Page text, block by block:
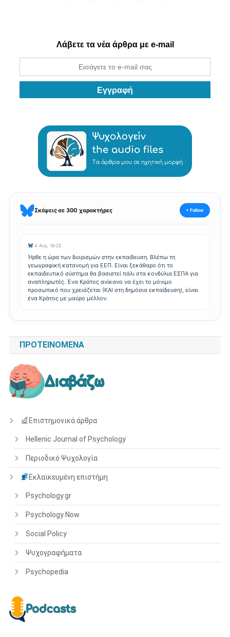
Λάβετε τα νέα άρθρα με e-mail
Σκέψεις σε 300 χαρακτήρες + Follow
4 Αυγ, 16:22
Ήρθε η ώρα των διορισμών στην εκπαίδευση. Βλέπω τη
γεωγραφική κατανομή για ΕΕΠ. Είναι ξεκάθαρο ότι το
εκπαιδευτικό σύστημα θα βασιστεί πάλι στα κονδύλια ΕΣΠΑ για
αναπληρωτές. Ένα Κράτος ανίκανο να έχει το μόνιμο
προσωπικό που χρειάζεται (ΚΑΙ στη δημόσια εκπαίδευση), είναι
ένα Κράτος με μαύρο μέλλον.
ΠΡΟΤΕΙΝΌΜΕΝΑ
Επιστημονικά άρθρα
Hellenic Journal of Psychology
Περιοδικό Ψυχολογία
Εκλαϊκευμένη επιστήμη
Psychology.gr
Psychology Now
Social Policy
Ψυχογραφήματα
Psychopedia